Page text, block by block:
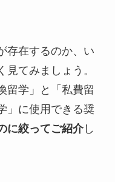
存在するのか、い
見てみましょう。
留学」と「私費留
」に使用できる奨
に絞ってご紹介し